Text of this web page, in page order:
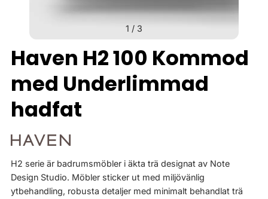
1 / 3
Haven H2 100 Kommod
med Underlimmad
hadfat
H2 serie är badrumsmöbler i äkta trä designat av Note
Design Studio. Möbler sticker ut med miljövänlig
ytbehandling, robusta detaljer med minimalt behandlat trä